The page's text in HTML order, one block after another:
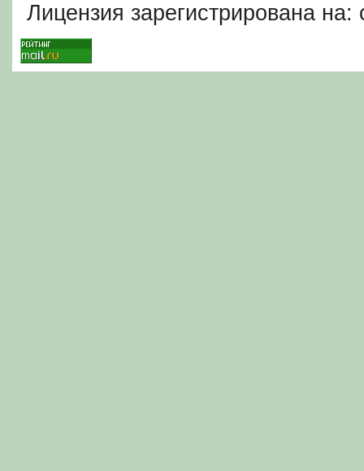
Лицензия зарегистрирована